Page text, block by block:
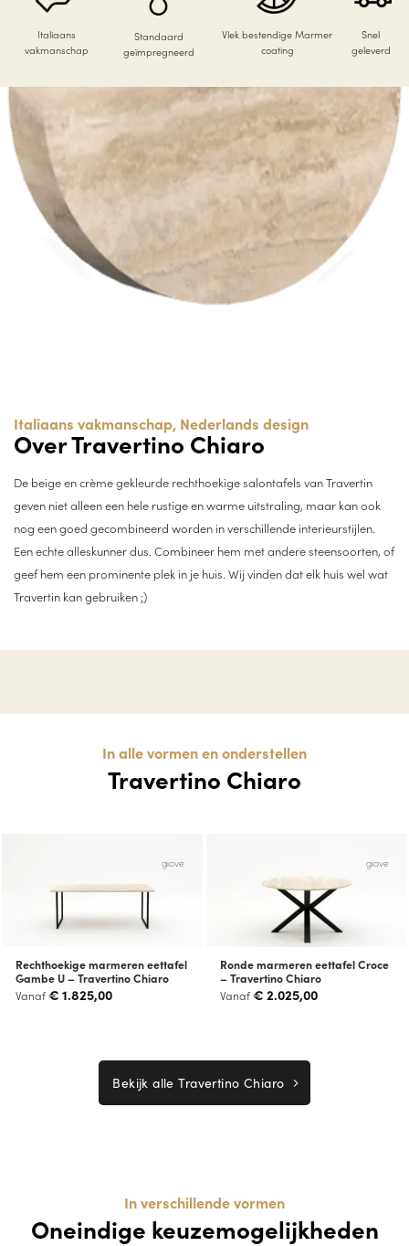
Italiaans
vakmanschap
Standaard
geïmpregneerd
Vlek bestendige Marmer
coating
Snel
geleverd
Italiaans vakmanschap, Nederlands design
Over Travertino Chiaro
De beige en crème gekleurde rechthoekige salontafels van Travertin
geven niet alleen een hele rustige en warme uitstraling, maar kan ook
nog een goed gecombineerd worden in verschillende interieurstijlen.
Een echte alleskunner dus. Combineer hem met andere steensoorten, of
geef hem een prominente plek in je huis. Wij vinden dat elk huis wel wat
Travertin kan gebruiken ;)
In alle vormen en onderstellen
Travertino Chiaro
Rechthoekige marmeren eettafel
Gambe U – Travertino Chiaro
Vanaf€ 1.825,00
giove
Ronde marmeren eettafel Croce
– Travertino Chiaro
Vanaf€ 2.025,00
giove
Bekijk alle Travertino Chiaro
In verschillende vormen
Oneindige keuzemogelijkheden